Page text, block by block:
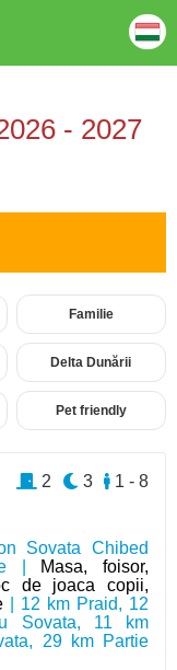
- 2027
Familie
Delta Dunării
Pet friendly
Sovata Chibed
| Masa, foisor,
de joaca copii,
| 12 km Praid, 12
Sovata, 11 km
29 km Partie
1 - 8
3
2